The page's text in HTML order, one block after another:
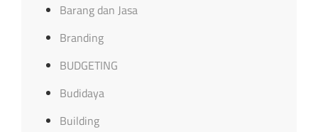
Barang dan Jasa
Branding
BUDGETING
Budidaya
Building